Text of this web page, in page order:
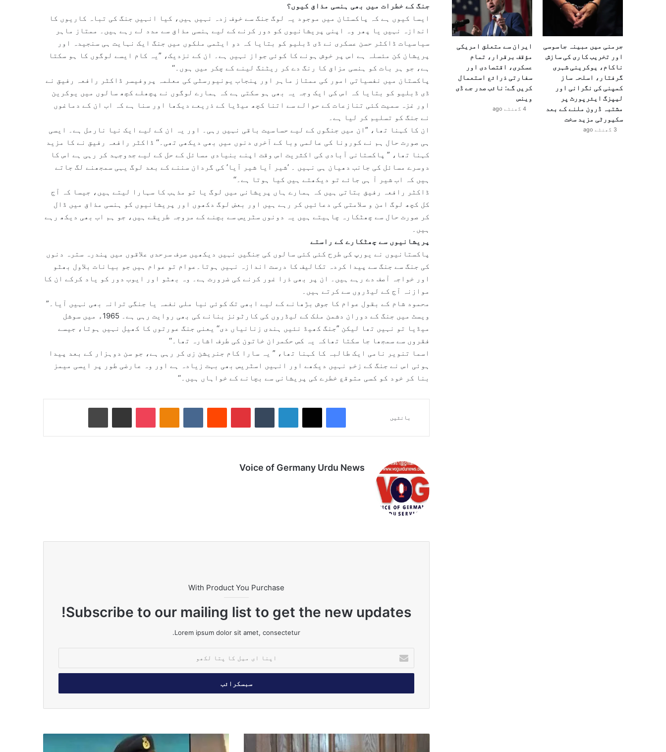
جنگ کے خطرات میں بھی ہنسی مذاق کیوں؟
ایسا کیوں ہے کہ پاکستان میں موجود یہ لوگ جنگ سے خوف زدہ نہیں ہیں، کیا انہیں جنگ کی تباہ کاریوں کا
اندازہ نہیں یا پھر وہ اپنی پریشانیوں کو دور کرنے کے لیے ہنسی مذاق سے مدد لے رہے ہیں۔ ممتاز ماہر
سیاسیات ڈاکٹر حسن عسکری نے ڈی ڈبلیو کو بتایا کہ دو ایٹمی ملکوں میں جنگ ایک نہایت ہی سنجیدہ اور
پریشان کن مئسلہ ہے اس پر خوش ہونے کا کوئی جواز نہیں ہے۔ ان کے نزدیک، ”یہ کام ایسے لوگوں کا ہو سکتا
ہے، جو ہر بات کو ہنسی مزاق کا رنگ دے کر ریٹنگ لینے کے چکر میں ہوں۔‘‘
پاکستان میں نفسیاتی امور کی ممتاز ماہر اور پنجاب یونیورسٹی کی معلمہ پروفیسر ڈاکٹر رافعہ رفیق نے
ڈی ڈبلیو کو بتایا کہ اس کی ایک وجہ یہ بھی ہو سکتی ہے کہ ہمارے لوگوں نے پچھلے کچھ سالوں میں یوکرین
اور غزہ سمیت کئی تنازعات کے حوالے سے اتنا کچھ میڈیا کے ذریعے دیکھا اور سنا ہے کہ اب ان کے دماغوں
نے جنگ کو تسلیم کر لیا ہے۔
ان کا کہنا تھا، ”ان میں جنگوں کے لیے حساسیت باقی نہیں رہی۔ اور یہ ان کے لیے ایک نیا نارمل ہے۔ ایسی
ہی صورت حال ہم نے کورونا کی عالمی وبا کے آخری دنوں میں بھی دیکھی تھی۔‘‘ ڈاکٹر رافعہ رفیق نے کا مزید
کہنا تھا، ” پاکستانی آبادی کی اکثریت اس وقت اپنے بنیادی مسائل کے حل کے لیے جدوجہد کر رہی ہے اس کا
دوسرے مسائل کی جانب دھیان ہی نہیں ۔ ‘شیر آیا شیر آیا‘ کی گردان سننے کے بعد لوگ یہی سمجھنے لگ جاتے
ہیں کہ اب شیر آ ہی جائے تو دیکھتے ہیں کیا ہوتا ہے۔‘‘
ڈاکٹر رافعہ رفیق بتاتی ہیں کہ ہمارے ہاں پریشانی میں لوگ یا تو مذہب کا سہارا لیتے ہیں، جیسا کہ آج
کل کچھ لوگ امن و سلامتی کی دعائیں کر رہے ہیں اور بعض لوگ دکھوں اور پریشانیوں کو ہنسی مذاق میں ڈال
کر صورت حال سے چھٹکارہ چاہیتے ہیں یہ دونوں سٹریس سے بچنے کے مروجہ طریقے ہیں، جو ہم اب بھی دیکھ رہے
ہیں۔
پریشانیوں سے چھٹکارے کے راستے
پاکستانیوں نے یورپ کی طرح کئی کئی سالوں کی جنگیں نہیں دیکھیں صرف سرحدی علاقوں میں پندرہ سترہ دنوں
کی جنگ سے جنگ سے پیدا کردہ تکالیف کا درست اندازہ نہیں ہوتا۔عوام تو عوام ہیں جو بیانات بلاول بھٹو
اور خواجہ آصف دے رہے ہیں۔ ان پر بھی ذرا غور کرنے کی ضرورت ہے۔ وہ بھٹو اور ایوب دور کو یاد کرکے ان کا
موازنہ آج کے لیڈروں سے کرتے ہیں۔
محمود شام کے بقول عوام کا جوش بڑھانے کے لیے ابھی تک کوئی نیا ملی نغمہ یا جنگی ترانہ بھی نہیں آیا۔”
ویسٹ میں جنگ کے دوران دشمن ملک کے لیڈروں کی کارٹونز بنانے کی بھی روایت رہی ہے۔ 1965ء میں سوشل
میڈیا تو نہیں تھا لیکن ”جنگ کھیڈ نئیں ہندی زنانیاں دی‘‘ یعنی جنگ عورتوں کا کھیل نہیں ہوتا، جیسے
فقروں سے سمجھا جا سکتا تھاکہ یہ کس حکمران خاتون کی طرف اشارہ تھا۔‘‘
اسما تنویر نامی ایک طالبہ کا کہنا تھا، ” یہ سارا کام جنریشن زی کر رہی ہے، جو سن دوہزار کے بعد پیدا
ہوئی اس نے جنگ کے زخم نہیں دیکھے اور انہیں اسٹریس بھی بہت زیادہ ہے اور وہ عارضی طور پر ایسی میمز
بنا کر خود کو کسی متوقع خطرے کی پریشانی سے بچانے کے خواہاں ہیں۔‘‘
بانٹیں
X
LinkedIn
VKontakte ای میل کے ذریعے شیئر کریں
Voice of Germany Urdu News
With Product You Purchase
Subscribe to our mailing list to get the new updates!
Lorem ipsum dolor sit amet, consectetur.
ن
ا
ل
آ
ر
جرمنی میں مبینہ جاسوسی
اور تخریب کاری کی سازش
ناکام، یوکرینی شہری
گرفتار، اسلحہ ساز
کمپنی کی نگرانی اور
لیپزگ ایئرپورٹ پر
مشتبہ ڈرون ملنے کے بعد
سکیورٹی مزید سخت
3 گھنٹے ago
ایران سے متعلق امریکی
مؤقف برقرار، تمام
عسکری، اقتصادی اور
سفارتی ذرائع استعمال
کریں گے: نائب صدر جے ڈی
وینس
4 گھنٹے ago